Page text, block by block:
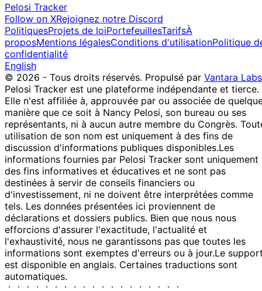
Pelosi Tracker
Follow on XRejoignez notre Discord
PolitiquesProjets de loiPortefeuillesTarifsÀ
proposMentions légalesConditions d'utilisationPolitique
confidentialité
English
© 2026 - Tous droits réservés. Propulsé par Vantara Labs
Pelosi Tracker est une plateforme indépendante et tierce.
Elle n'est affiliée à, approuvée par ou associée de
manière que ce soit à Nancy Pelosi, son bureau ou ses
représentants, ni à aucun autre membre du Congrès.
utilisation de son nom est uniquement à des fins de
discussion d'informations publiques disponibles.Les
informations fournies par Pelosi Tracker sont uniquement
des fins informatives et éducatives et ne sont pas
destinées à servir de conseils financiers ou
d'investissement, ni ne doivent être interprétées comme
tels. Les données présentées ici proviennent de
déclarations et dossiers publics. Bien que nous nous
efforcions d'assurer l'exactitude, l'actualité et
l'exhaustivité, nous ne garantissons pas que toutes les
informations sont exemptes d'erreurs ou à jour.Le
est disponible en anglais. Certaines traductions sont
automatiques.